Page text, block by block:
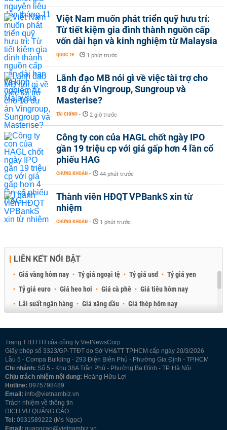
Việt Nam muốn phát triển quỹ hưu trí:
Từ tiết kiệm gia đình thành nguồn cấp
vốn dài hạn và kinh nghiệm từ Malaysia
QUỐC TẾ - 1 phút trước
Lãnh đạo MB nói gì về việc tài trợ cho
18 dự án Vingroup, Sungroup và
Masterise?
TÀI CHÍNH - 2 giờ trước
Công ty con của HAGL chốt ngày IPO
gần 19 triệu cp với giá gấp hơn 4 lần cổ
phiếu HAG
CHỨNG KHOÁN - 44 phút trước
Thành viên HĐQT VPBankS xin từ
nhiệm
CHỨNG KHOÁN - 1 phút trước
LIÊN KẾT NỔI BẬT
Giá vàng hôm nay Tỷ giá ngoại tệ Tỷ giá usd
Tỷ giá yen
Tỷ giá euro
Giá heo hơi Giá cà phê
Giá tiêu hôm nay
Lãi suất ngân hàng
Giá xăng dầu
Giá thép hôm nay
Trang TTĐTTH của công ty VietNewsCorp
Giấy phép số 3323/GP-TTĐT do Sở VH&TT TP.HCM cấp ngày 20/3/2026
Lầu 5 - Compa Building - 293 Điện Biên Phủ - Phường Gia Định - TP.HCM
Chi nhánh: Số 5 - Khu 38A Trần Phú - Phường Ba Đình - TP. Hà Nội
Chịu trách nhiệm nội dung: Hoàng Hữu Lợi
Hotline: 0975798489
Email: info@vietnambiz.vn
Trách nhiệm về thông tin
DỊCH VỤ QUẢNG CÁO
Tel: 0931589222 (Ms Ngọc)
Email: quangcao@vietnambiz.vn